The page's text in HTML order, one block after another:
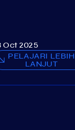
Oct 2025
PELAJARI LEBIH
LANJUT